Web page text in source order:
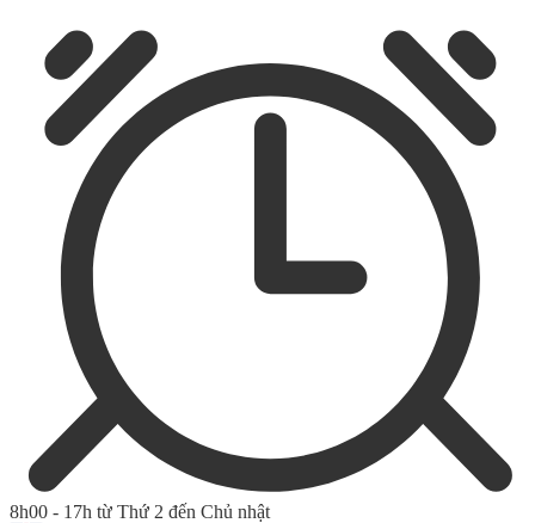
8h00 - 17h từ Thứ 2 đến Chủ nhật